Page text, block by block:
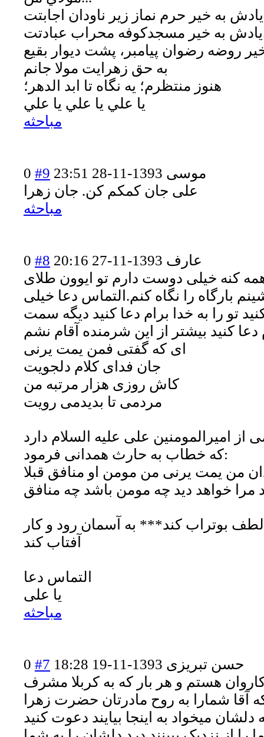
به حق زهرايت مولا جانم
هنوز منتظرم؛ يه نگاه تا ابد الدهر؛
يا علي يا علي يا علي
مباحثه
0 #9 موسی 1393-11-28 23:51
علی جان کمکم کن. جان زهرا
مباحثه
0 #8 عارف 1393-11-27 20:16
کنه خیلی دوست دارم تو ایوون طلای
بارگاه را نگاه کنم.التماس دعا خیلی
تو را به خدا برام دعا کنید دیگه سمت
ای که گفتی فمن یمت یرنی
جان فدای کلام دلجویت
کاش روزی هزار مرتبه من
مردمی تا بدیدمی رویت
از امیرالمومنین علی علیه السلام دارد
که خطاب به حارث همدانی فرمود:
من یمت یرنی من مومن او منافق قبلا
خواهد دید چه مومن باشد چه منافق
بوتراب کند*** به آسمان رود و کار
آفتاب کند
التماس دعا
یا علی
مباحثه
0 #7 حسن تبریزی 1393-11-19 18:28
هستم و هر بار که به کربلا مشرف
آقا شمارا به روح مادرتان حضرت زهرا
میخواد به اینجا بیایند دعوت کنید